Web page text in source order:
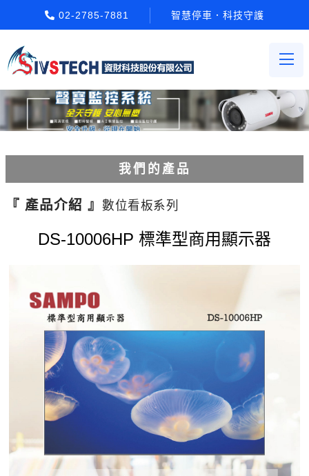
02-2785-7881 智慧停車．科技守護
我們的產品
電動柵欄機系列
Etag長距離讀卡機系列
紅綠燈號誌系統系列
人員通關管制機系列
停車場周邊系列
車輪檔防撞條系列
智能電子鎖系列
『 產品介紹 』 數位看板系列
DS-10006HP 標準型商用顯示器